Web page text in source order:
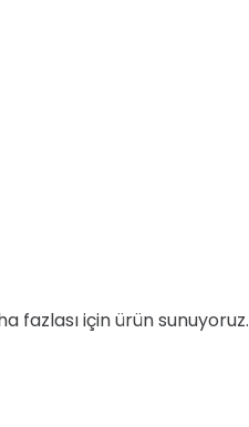
fazlası için ürün sunuyoruz.